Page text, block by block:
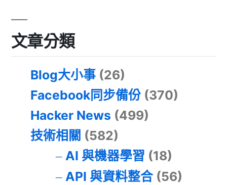
文章分類
Blog大小事 (26)
Facebook同步備份 (370)
Hacker News (499)
技術相關 (582)
AI 與機器學習 (18)
API 與資料整合(56)